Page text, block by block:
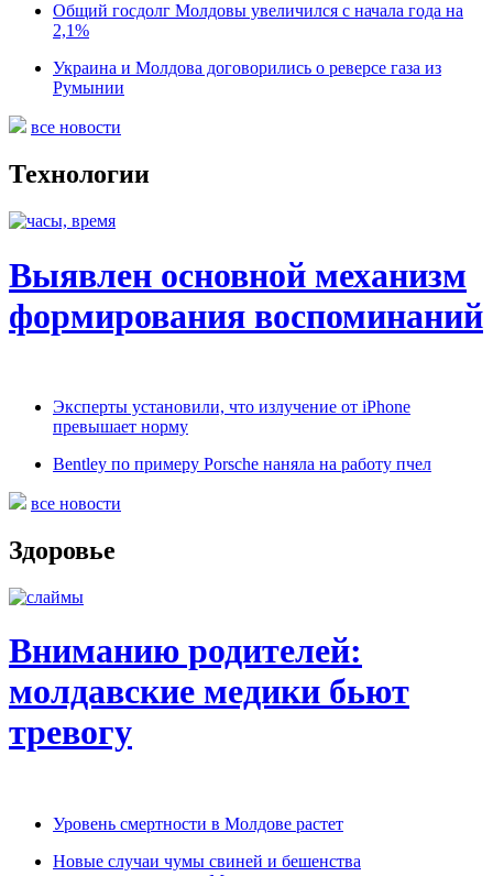
Общий госдолг Молдовы увеличился с начала года на
2,1%
Украина и Молдова договорились о реверсе газа из
Румынии
все новости
Технологии
Выявлен основной механизм
формирования воспоминаний
Эксперты установили, что излучение от iPhone
превышает норму
Bentley по примеру Porsche наняла на работу пчел
все новости
Здоровье
Вниманию родителей:
молдавские медики бьют
тревогу
Уровень смертности в Молдове растет
Новые случаи чумы свиней и бешенства